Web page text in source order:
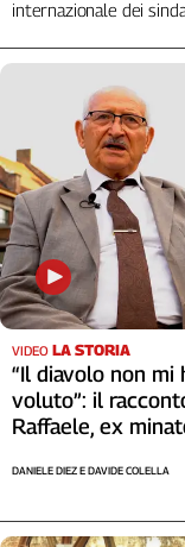
Liguria
Sardegna
Sicilia
Toscana
Trentino
Umbria
Valle
D'Aosta
Veneto
Archivio
1955-
internazionale dei
VIDEO LA STORIA
“Il diavolo non mi
voluto”: il
Raffaele, ex
DANIELE DIEZ E DAVIDE COLELLA